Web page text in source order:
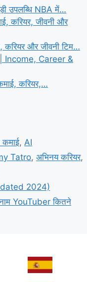
उपलब्धि NBA में…
करियर, जीवनी और
और जीवनी टिम…
Income, Career &
करियर,…
, AI
Tatro, अभिनय करियर,
2024)
YouTuber कितने